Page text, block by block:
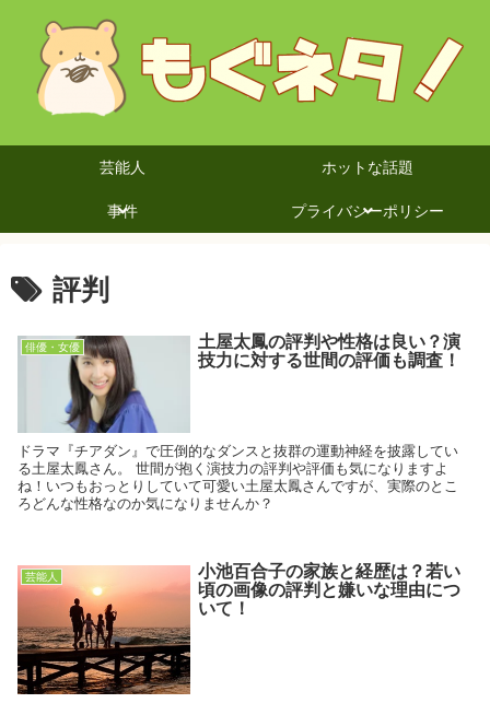
芸能人 ホットな話題
事件 プライバシーポリシー
評判
俳優・女優
土屋太鳳の評判や性格は良い？演
技力に対する世間の評価も調査！
ドラマ『チアダン』で圧倒的なダンスと抜群の運動神経を披露してい
る土屋太鳳さん。 世間が抱く演技力の評判や評価も気になりますよ
ね！いつもおっとりしていて可愛い土屋太鳳さんですが、実際のとこ
ろどんな性格なのか気になりませんか？
芸能人
小池百合子の家族と経歴は？若い
頃の画像の評判と嫌いな理由につ
いて！